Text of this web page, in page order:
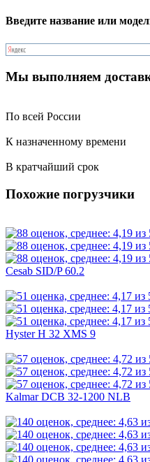
Введите название или
Мы выполняем
По всей России
К назначенному времени
В кратчайший срок
Похожие погрузчики
Cesab SID/P 60.2
Hyster H 32 XMS 9
Kalmar DCB 32-1200 NLB